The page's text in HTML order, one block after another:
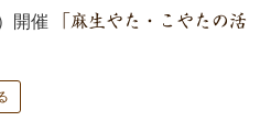
開催
「麻生やた・こやたの活